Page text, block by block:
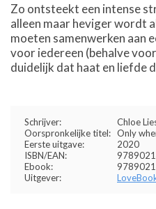
Zo ontsteekt een intense
alleen maar heviger wordt
moeten samenwerken aan
voor iedereen (behalve
duidelijk dat haat en liefde
Schrijver:
Chloe
Oorspronkelijke titel: Only
Eerste uitgave:
2020
ISBN/EAN:
Ebook:
Uitgever: